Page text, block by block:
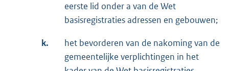
eerste lid onder a van de Wet
basisregistraties adressen en gebouwen;
k.
het bevorderen van de nakoming van de
gemeentelijke verplichtingen in het